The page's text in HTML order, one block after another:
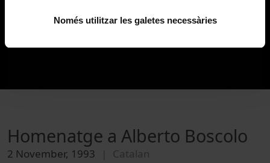
Només utilitzar les galetes necessàries
Homenatge a Alberto Boscolo
2 November, 1993 Catalan